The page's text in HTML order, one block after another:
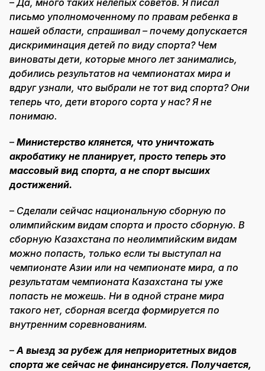
письмо уполномоченному по правам ребенка в
нашей области, спрашивал – почему допускается
дискриминация детей по виду спорта? Чем
виноваты дети, которые много лет занимались,
добились результатов на чемпионатах мира и
вдруг узнали, что выбрали не тот вид спорта? Они
теперь что, дети второго сорта у нас? Я не
понимаю.
– Министерство клянется, что уничтожать
акробатику не планирует, просто теперь это
массовый вид спорта, а не спорт высших
достижений.
– Сделали сейчас национальную сборную по
олимпийским видам спорта и просто сборную. В
сборную Казахстана по неолимпийским видам
можно попасть, только если ты выступал на
чемпионате Азии или на чемпионате мира, а по
результатам чемпионата Казахстана ты уже
попасть не можешь. Ни в одной стране мира
такого нет, сборная всегда формируется по
внутренним соревнованиям.
– А выезд за рубеж для неприоритетных видов
спорта же сейчас не финансируется. Получается,